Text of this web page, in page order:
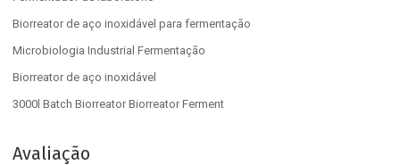
Biorreator de aço inoxidável para fermentação
Microbiologia Industrial Fermentação
Biorreator de aço inoxidável
3000l Batch Biorreator Biorreator Ferment
Avaliação